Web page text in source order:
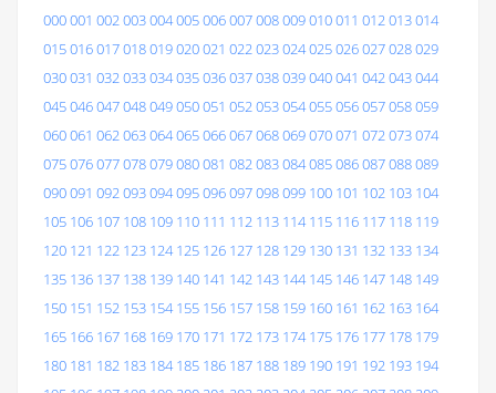
000001 002003004005006007008009010011 012013014
015016017018019020021 022023024025026027028029
030031 032033034035036037038039040041 042043044
045046047048049050051 052053054055056057058059
060061 062063064065066067068069070071 072073074
075076077078079080081 082083084085086087088089
090091 092093094095096097098099 100 101 102 103 104
105 106 107 108 109 110 111 112 113 114 115 116 117 118 119
120 121 122 123 124 125 126 127 128 129 130 131 132 133 134
135 136 137 138 139 140 141 142 143 144 145 146 147 148 149
150 151 152 153 154 155 156 157 158 159 160 161 162 163 164
165 166 167 168 169 170 171 172 173 174 175 176 177 178 179
180 181 182 183 184 185 186 187 188 189 190 191 192 193 194